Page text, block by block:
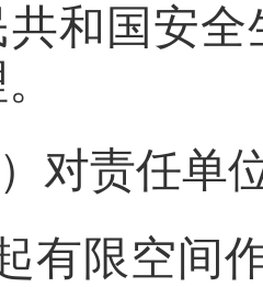
和国安
）对责任单
有限空间